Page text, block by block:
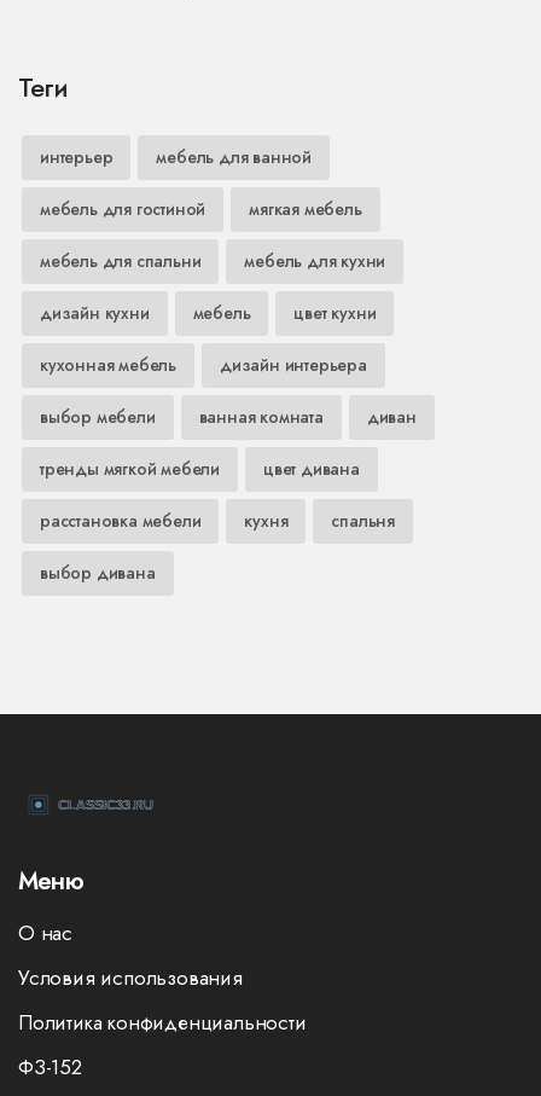
Теги
интерьер мебель для ванной
мебель для гостиной мягкая мебель
мебель для спальни мебель для кухни
дизайн кухни мебель цвет кухни
кухонная мебель дизайн интерьера
выбор мебели ванная комната диван
тренды мягкой мебели цвет дивана
расстановка мебели кухня спальня
выбор дивана
Меню
О нас
Условия использования
Политика конфиденциальности
ФЗ-152